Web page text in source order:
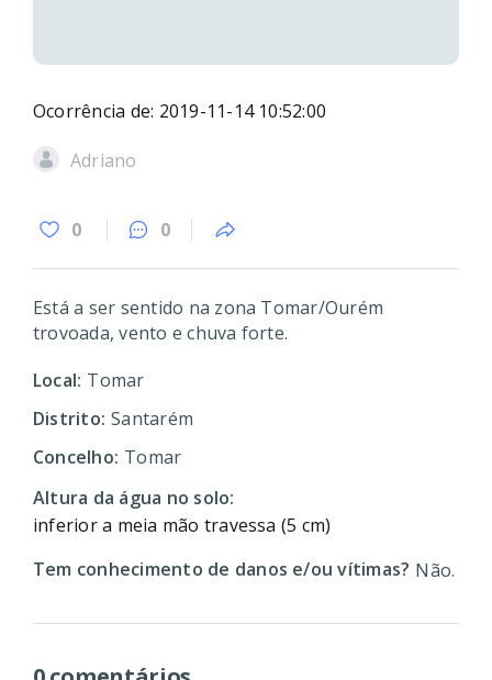
Ocorrência de: 2019-11-14 10:52:00
Adriano
0 0
Está a ser sentido na zona Tomar/Ourém
trovoada, vento e chuva forte.
Local: Tomar
Distrito: Santarém
Concelho: Tomar
Altura da água no solo:
inferior a meia mão travessa (5 cm)
Tem conhecimento de danos e/ou vítimas? Não.